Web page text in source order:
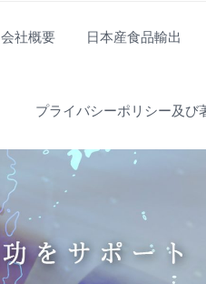
会社概要 日本産食品輸出
プライバシーポリシー及び